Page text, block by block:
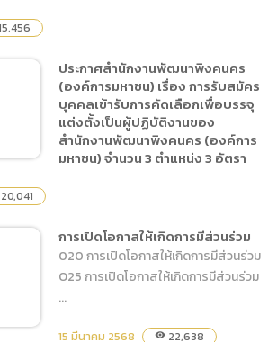
กงาน
ร
รือ
อก
ร
าพิง
การ
งเป็น
น
ร
ประกาศสำนักงานพัฒนาพิงคนคร
(องค์การมหาชน) เรื่อง การรับสมัคร
บุคคลเข้ารับการคัดเลือกเพื่อบรรจุ
แต่งตั้งเป็นผู้ปฏิบัติงานของ
สำนักงานพัฒนาพิงคนคร (องค์การ
มหาชน) จำนวน 3 ตำแหน่ง 3 อัตรา
20,041
การเปิดโอกาสให้เกิดการมีส่วนร่วม
020 การเปิดโอกาสให้เกิดการมีส่วนร่วม
O25 การเปิดโอกาสให้เกิดการมีส่วนร่วม
...
15 มีนาคม 2568 visibility 22,638